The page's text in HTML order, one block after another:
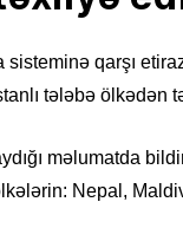
qarşı
tələbə ölkədən
məlumatda
Nepal,